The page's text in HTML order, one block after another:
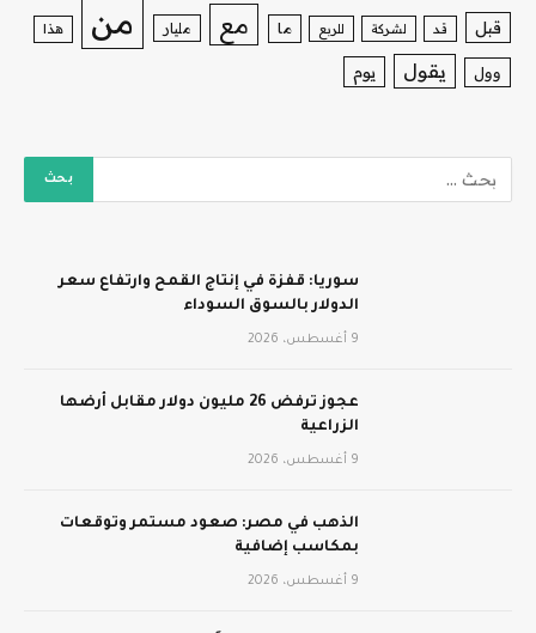
قبل قد لشركة للربع ما مع مليار من هذا
وول يقول يوم
سوريا: قفزة في إنتاج القمح وارتفاع سعر
الدولار بالسوق السوداء
9 أغسطس، 2026
عجوز ترفض 26 مليون دولار مقابل أرضها
الزراعية
9 أغسطس، 2026
الذهب في مصر: صعود مستمر وتوقعات
بمكاسب إضافية
9 أغسطس، 2026